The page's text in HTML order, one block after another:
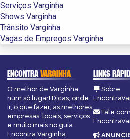
Serviços Varginha
Shows Varginha
Trânsito Varginha
Vagas de Empregos Varginha
ENCONTRAVARGINHA
O melhor de Varginha
num só lugar! Dicas, onde
ir, o que fazer, as melhores
empresas, locais, serviços
e muito mais no guia
Encontra Varginha.
LINKS
Sobre
Fale